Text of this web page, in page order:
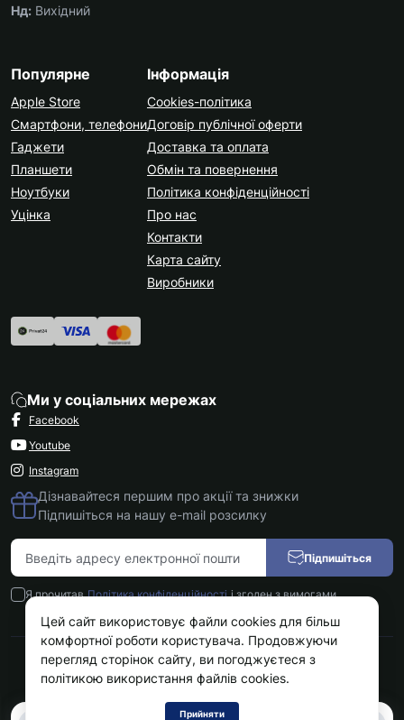
0
Нд: Вихідний
Популярне
Apple Store
Смартфони, телефони
Гаджети
Планшети
Ноутбуки
Уцінка
Інформація
Cookies-політика
Договір публічної оферти
Доставка та оплата
Обмін та повернення
Політика конфіденційності
Про нас
Контакти
Карта сайту
Виробники
Ми у соціальних мережах
Facebook
Youtube
Instagram
Дізнавайтеся першим про акції та знижки
Підпишіться на нашу e-mail розсилку
Підпишіться
Я прочитав Політика конфіденційності і згоден з вимогами
Kokos.com.ua © 2026
Цей сайт використовує файли cookies для більш
комфортної роботи користувача. Продовжуючи
перегляд сторінок сайту, ви погоджуєтеся з
політикою використання файлів cookies.
Прийняти